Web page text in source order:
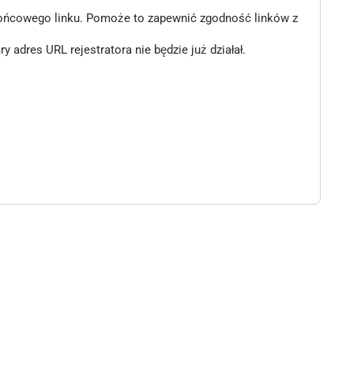
linku. Pomoże to zapewnić zgodność linków z
URL rejestratora nie będzie już działał.